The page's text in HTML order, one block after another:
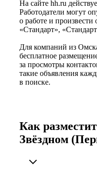
На сайте hh.ru
Работодатели могут
о работе и
«Стандарт»,
Для компаний из
бесплатное
за просмотры
такие объявления
в поиске.
Как
Звёздном